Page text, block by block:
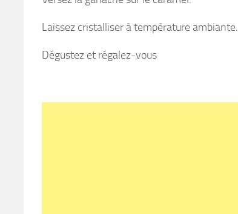
Laissez cristalliser à température ambiante.
Dégustez et régalez-vous